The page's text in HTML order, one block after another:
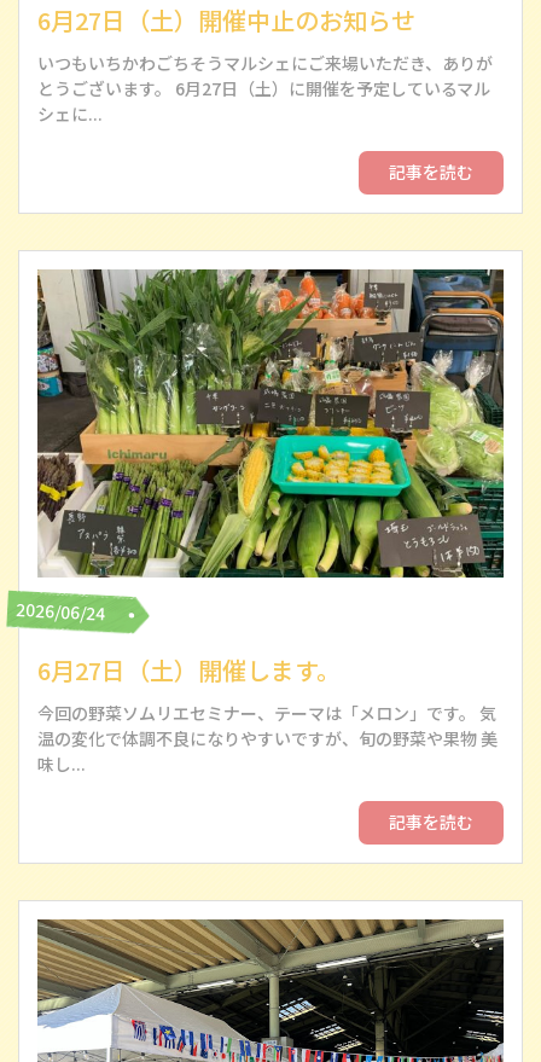
6月27日（土）開催中止のお知らせ
いつもいちかわごちそうマルシェにご来場いただき、ありが
とうございます。 6月27日（土）に開催を予定しているマル
シェに...
記事を読む
2026/06/24
6月27日（土）開催します。
今回の野菜ソムリエセミナー、テーマは「メロン」です。 気
温の変化で体調不良になりやすいですが、旬の野菜や果物 美
味し...
記事を読む